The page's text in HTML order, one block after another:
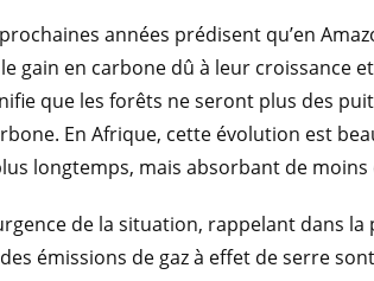
années prédisent qu’en
gain en carbone dû à leur croissance
que les forêts ne seront plus des
En Afrique, cette évolution est
longtemps, mais absorbant de
de la situation, rappelant dans
émissions de gaz à effet de serre